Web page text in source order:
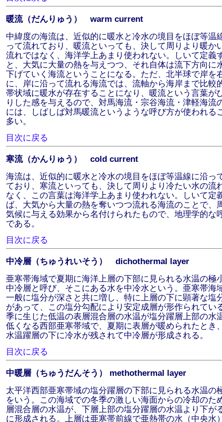
暖流（だんりゅう） warm current
中緯度の海流は、近似的に暖水と冷水の境目をほぼ等温
って流れており、暖流といっても、決して周りより暖か
流れではなく、海洋学上あまり使われない。しいて定義
と、大気に大量の熱を与えつつ、それ自体は流下方向に
下げていく海流ということになる。ただ、北半球で岸を
に、岸に沿って流れる海流では、流軸から海岸まで比較
帯状域に暖水が存在することになり、暖流という言葉が
りした感を与えるので、対馬海流・宗谷海流・津軽海流
には、しばしば対馬暖流というような呼び方が使われる
多い。
目次に戻る
寒流（かんりゅう） cold current
海流は、近似的に暖水と冷水の境目をほぼ等温線に沿っ
ており、寒流といっても、決して周りより冷たい水の流
なく、この言葉は海洋学上あまり使われない。しいて定
ば、大気から大量の熱を奪いつつ流れる海流のことで、
気候に与える効果から名付けられたもので、地理学的な
である。
目次に戻る
中冷層（ちゅうれいそう） dichothermal layer
亜寒帯海域で夏期に海洋上層の下部に見られる水温の極
中冷層と呼び、そこにある水を中冷水という。亜寒帯海
一般に塩分が深さと共に増し、特に上層の下に顕著な塩
があって、この塩分勾配により安定成層が形作られてい
季に生じた低温の表層混合層の水温が塩分躍層上部の水
低くなる西部亜寒帯域で、夏期に表層が暖められたとき
水温躍層の下に冷水が残されて中冷層が形成される。
目次に戻る
中暖層（ちゅうだんそう） methothermal layer
太平洋西部亜寒帯域の塩分躍層の下部に見られる水温の
をいう。この海域での冬季の激しい海面からの冷却のた
層混合層の水温が、下層上部の塩分躍層の水温より下が
に形成される。上層は亜寒帯前線で亜熱帯の水（中央水